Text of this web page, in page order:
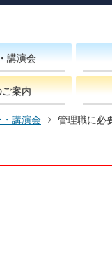
講演会
案内
講演会 管理職に必